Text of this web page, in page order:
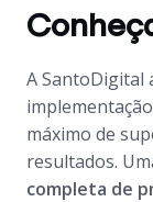
A SantoDigital
máximo de
resultados.
completa de